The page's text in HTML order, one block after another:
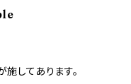
してあります。